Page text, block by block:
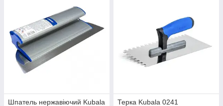
Шпатель нержавіючий Kubala
Терка Kubala 0241